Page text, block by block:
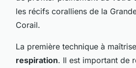
les récifs coralliens de la
Corail.
La première technique à
respiration. Il est important de